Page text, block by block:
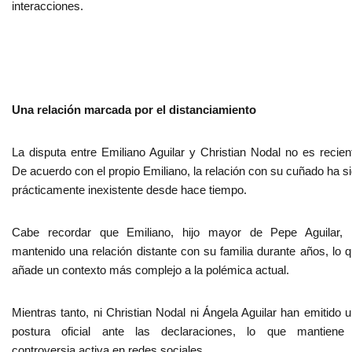
interacciones.
Una relación marcada por el distanciamiento
La disputa entre Emiliano Aguilar y Christian Nodal no es
De acuerdo con el propio Emiliano, la relación con su cuñado ha
prácticamente inexistente desde hace tiempo.
Cabe recordar que Emiliano, hijo mayor de Pepe Aguilar,
mantenido una relación distante con su familia durante años, lo
añade un contexto más complejo a la polémica actual.
Mientras tanto, ni Christian Nodal ni Ángela Aguilar han emitido
postura oficial ante las declaraciones, lo que mantiene